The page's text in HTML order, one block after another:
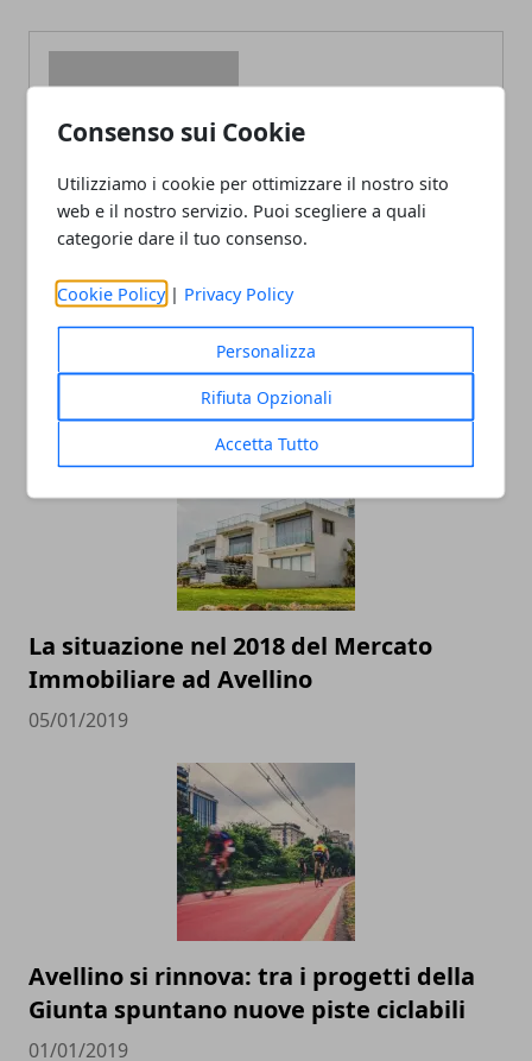
Consenso sui Cookie
Utilizziamo i cookie per ottimizzare il nostro sito
web e il nostro servizio. Puoi scegliere a quali
categorie dare il tuo consenso.
Cookie Policy | Privacy Policy
Personalizza
Rifiuta Opzionali
Accetta Tutto
La situazione nel 2018 del Mercato
Immobiliare ad Avellino
05/01/2019
Avellino si rinnova: tra i progetti della
Giunta spuntano nuove piste ciclabili
01/01/2019